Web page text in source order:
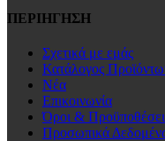
ΠΕΡΙΗΓΗΣΗ
Σχετικά με εμάς
Κατάλογος
Νέα
Επικοινωνία
Όροι &
Προσωπικά